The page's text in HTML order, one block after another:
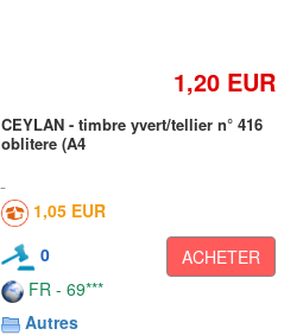
1,20 EUR
CEYLAN - timbre yvert/tellier n° 416
oblitere (A4
1,05 EUR
0
ACHETER
FR - 69***
Autres